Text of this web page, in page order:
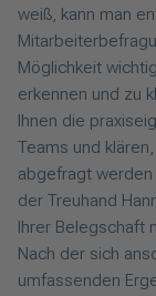
weiß, kann man
Möglichkeit
erkennen und zu
Ihnen die
Teams und
abgefragt
der Treuhand
Ihrer Belegschaft
Nach der sich
umfassenden